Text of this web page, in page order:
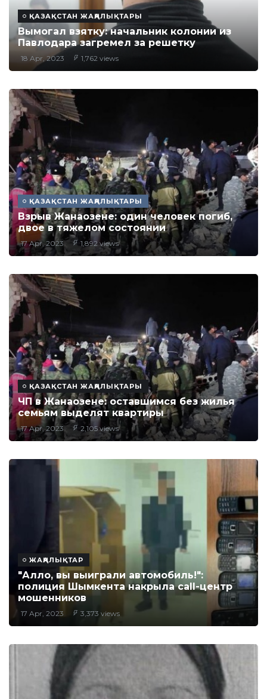
ҚАЗАҚСТАН ЖАҢАЛЫҚТАРЫ
Вымогал взятку: начальник колонии из
Павлодара загремел за решетку
18 Apr, 2023 1,762 views
ҚАЗАҚСТАН ЖАҢАЛЫҚТАРЫ
Взрыв Жанаозене: один человек погиб,
двое в тяжелом состоянии
17 Apr, 2023 1,892 views
ҚАЗАҚСТАН ЖАҢАЛЫҚТАРЫ
ЧП в Жанаозене: оставшимся без жилья
семьям выделят квартиры
17 Apr, 2023 2,105 views
ЖАҢАЛЫҚТАР
"Алло, вы выиграли автомобиль!":
полиция Шымкента накрыла сall-центр
мошенников
17 Apr, 2023 3,373 views